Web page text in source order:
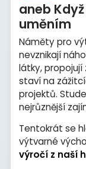
aneb
uměním
Náměty pro
nevznikají
látky,
staví na
projektů.
nejrůznější
Tentokrát se
výtvarné
výročí z naší